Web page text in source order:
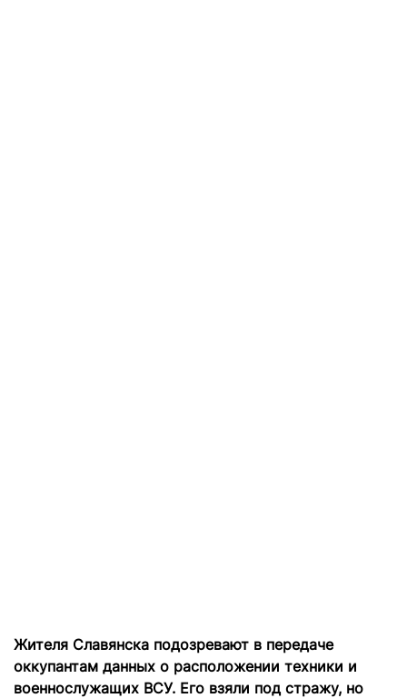
Жителя Славянска подозревают в передаче
оккупантам данных о расположении техники и
военнослужащих ВСУ. Его взяли под стражу, но